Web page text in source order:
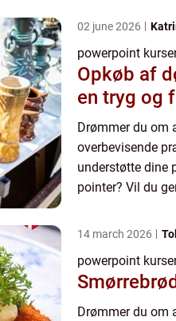
02 june 2026
powerpoint
Opkøb af dødsbo
en tryg og
Drømmer du om
overbevisende
understøtte dine
pointer? Vil du
14 march 2026
powerpoint
Drømmer du om